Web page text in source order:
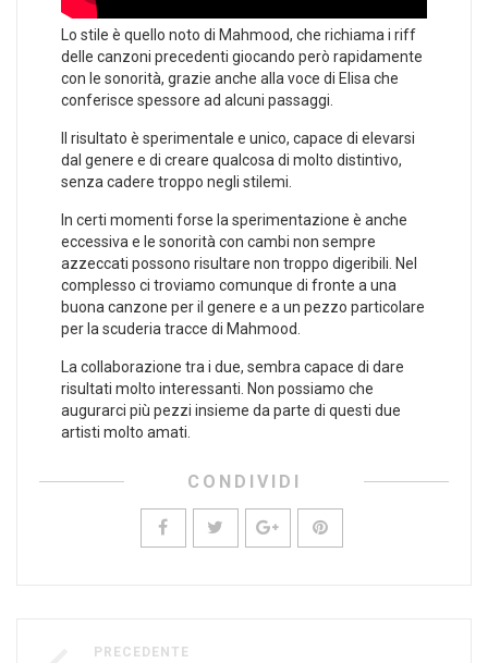
Lo stile è quello noto di Mahmood, che richiama i riff
delle canzoni precedenti giocando però rapidamente
con le sonorità, grazie anche alla voce di Elisa che
conferisce spessore ad alcuni passaggi.
Il risultato è sperimentale e unico, capace di elevarsi
dal genere e di creare qualcosa di molto distintivo,
senza cadere troppo negli stilemi.
In certi momenti forse la sperimentazione è anche
eccessiva e le sonorità con cambi non sempre
azzeccati possono risultare non troppo digeribili. Nel
complesso ci troviamo comunque di fronte a una
buona canzone per il genere e a un pezzo particolare
per la scuderia tracce di Mahmood.
La collaborazione tra i due, sembra capace di dare
risultati molto interessanti. Non possiamo che
augurarci più pezzi insieme da parte di questi due
artisti molto amati.
CONDIVIDI
PRECEDENTE